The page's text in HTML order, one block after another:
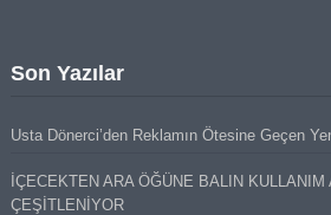
Son Yazılar
Usta Dönerci’den Reklamın Ötesine Geçen
İÇECEKTEN ARA ÖĞÜNE BALIN KULLANIM
ÇEŞİTLENİYOR